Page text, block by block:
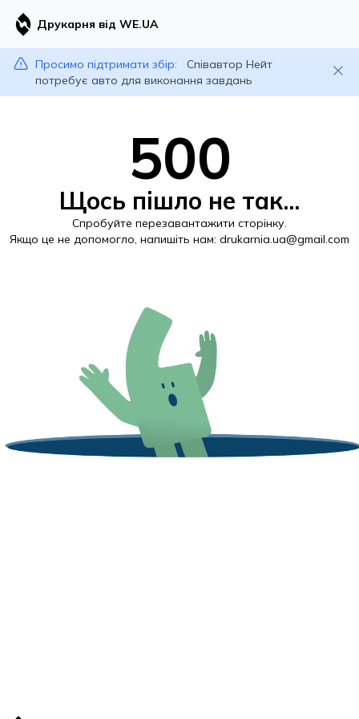
Друкарня від WE.UA
Просимо підтримати збір:
Співавтор Нейт
потребує авто для виконання завдань
500
Щось пішло не так...
Спробуйте перезавантажити сторінку.
Якщо це не допомогло, напишіть нам: drukarnia.ua@gmail.com